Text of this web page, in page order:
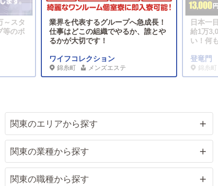
～スタ
等のボ
業界を代表するグループへ急成長！
仕事はどこの組織でやるか、誰とや
るかが大切です！
ワイフコレクション
錦糸町 メンズエステ
日本一
給1万
い！何
登竜門
錦糸町
関東のエリアから探す
関東の業種から探す
関東の職種から探す